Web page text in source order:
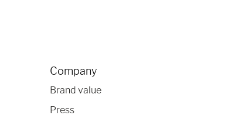
Company
Brand value
Press